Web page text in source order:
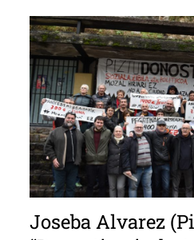
Joseba Alvarez